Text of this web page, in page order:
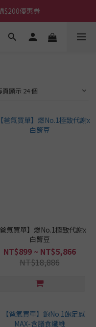
$200優惠券
頁顯示 24 個
爸氣買單】燃No.1極致代謝x
白腎豆
NT$899 ~ NT$5,866
NT$18,886